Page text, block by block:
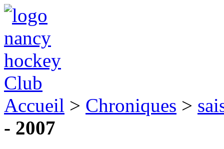
Accueil > Chroniques >
- 2007